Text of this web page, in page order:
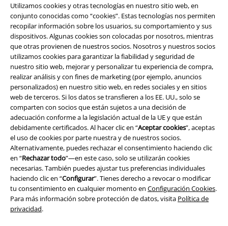
Utilizamos cookies y otras tecnologías en nuestro sitio web, en
conjunto conocidas como “cookies”. Estas tecnologías nos permiten
recopilar información sobre los usuarios, su comportamiento y sus
dispositivos. Algunas cookies son colocadas por nosotros, mientras
que otras provienen de nuestros socios. Nosotros y nuestros socios
utilizamos cookies para garantizar la fiabilidad y seguridad de
nuestro sitio web, mejorar y personalizar tu experiencia de compra,
realizar análisis y con fines de marketing (por ejemplo, anuncios
personalizados) en nuestro sitio web, en redes sociales y en sitios
web de terceros. Si los datos se transfieren a los EE. UU., solo se
comparten con socios que están sujetos a una decisión de
adecuación conforme a la legislación actual de la UE y que están
debidamente certificados. Al hacer clic en “Aceptar cookies”, aceptas
el uso de cookies por parte nuestra y de nuestros socios.
Alternativamente, puedes rechazar el consentimiento haciendo clic
en “Rechazar todo”—en este caso, solo se utilizarán cookies
necesarias. También puedes ajustar tus preferencias individuales
haciendo clic en “Configurar”. Tienes derecho a revocar o modificar
tu consentimiento en cualquier momento en Configuración Cookies.
Para más información sobre protección de datos, visita Política de
privacidad.
A Warner Music Group Company
Seguridad